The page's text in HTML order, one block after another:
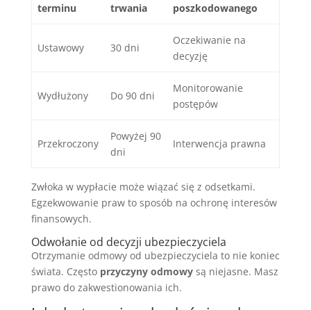
terminu
trwania
poszkodowanego
Ustawowy 30 dni
Oczekiwanie na
decyzję
Wydłużony Do 90 dni
Monitorowanie
postępów
Przekroczony
Powyżej 90
dni
Interwencja prawna
Zwłoka w wypłacie może wiązać się z odsetkami.
Egzekwowanie praw to sposób na ochronę interesów
finansowych.
Odwołanie od decyzji ubezpieczyciela
Otrzymanie odmowy od ubezpieczyciela to nie koniec
świata. Często przyczyny odmowysą niejasne. Masz
prawo do zakwestionowania ich.